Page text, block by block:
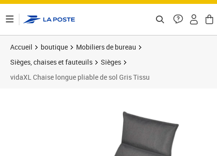
Accueil boutique
Mobiliers de bureau
Sièges, chaises et fauteuils
Sièges
vidaXL Chaise longue pliable de sol Gris Tissu